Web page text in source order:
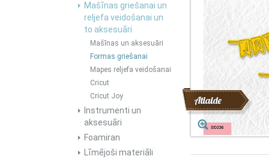
Mašīnas griešanai un
reljefa veidošanai un
to aksesuāri
Mašīnas un aksesuāri
Formas griešanai
Mapes reljefa veidošanai
Cricut
Cricut Joy
Instrumenti un
aksesuāri
Foamiran
Līmējoši materiāli
Atlaide